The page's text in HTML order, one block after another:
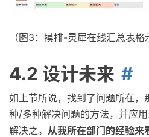
（图3：摸排-灵犀在线汇总表格
4.2 设计未来
如上节所说，找到了问题所在，
种/多种解决问题的方法，并应
解决之。 从我所在部门的经验来